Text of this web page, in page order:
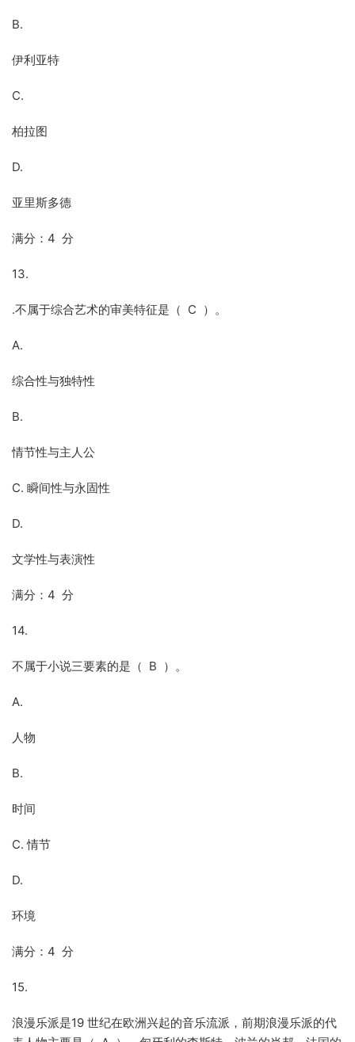
B.
伊利亚特
C.
柏拉图
D.
亚里斯多德
满分：4 分
13.
.不属于综合艺术的审美特征是（ C ）。
A.
综合性与独特性
B.
情节性与主人公
C. 瞬间性与永固性
D.
文学性与表演性
满分：4 分
14.
不属于小说三要素的是（ B ）。
A.
人物
B.
时间
C. 情节
D.
环境
满分：4 分
15.
浪漫乐派是19 世纪在欧洲兴起的音乐流派，前期浪漫乐派的代